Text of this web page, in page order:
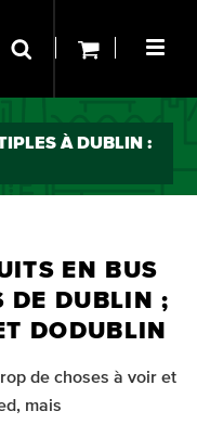
À DUBLIN :
EN BUS
DE DUBLIN ;
DODUBLIN
de choses à voir et
mais